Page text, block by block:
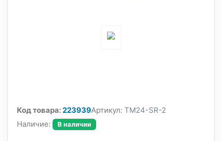
Код товара:223939Артикул: TM24-SR-2
Наличие:
В наличии